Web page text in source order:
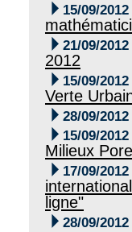
 15/09/2012
 21/09/2012
2012
 15/09/2012
Verte
 28/09/2012
 15/09/2012
Milieux
 17/09/2012
ligne"
 28/09/2012